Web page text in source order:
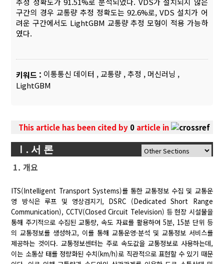
구간의 경우 교통량 추정 정확도는 92.6%로, VDS 설치가 어
려운 구간에서도 LightGBM 교통량 추정 모형이 적용 가능하
였다.
키워드 : 이통통신 데이터 ,교통량 ,추정 , 머신러닝 ,
LightGBM
This article has been cited by 0 article in
Ⅰ. 서 론
1. 개요
ITS(Intelligent Transport Systems)를 통한 교통정보 수집 및 교통운
영 방식은 루프 및 영상검지기, DSRC (Dedicated Short Range
Communication), CCTV(Closed Circuit Television) 등 현장 시설물을
통해 주기적으로 수집된 교통량, 속도 자료를 활용하여 5분, 15분 단위 등
의 교통정보를 생성하고, 이를 통해 교통운영·분석 및 교통정보 서비스를
제공하는 것이다. 교통정보센터는 주로 속도값을 교통정보로 사용하는데,
이는 소통상 태를 정량화된 수치(km/h)로 직관적으로 표현할 수 있기 때문